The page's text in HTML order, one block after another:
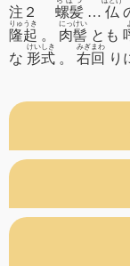
注２ 螺髪 … 仏
隆起
りゅうき
。 肉髻
にっけい
とも
な 形式
けいしき
。 右回
みぎまわ
り